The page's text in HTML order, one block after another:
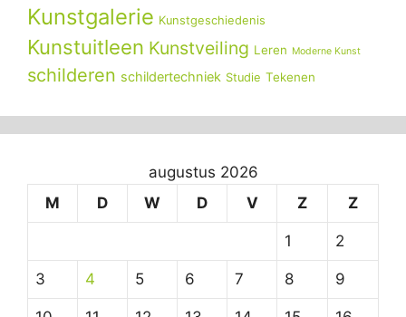
Kunstgalerie Kunstgeschiedenis
Kunstuitleen Kunstveiling Leren Moderne Kunst
schilderen schildertechniek Studie Tekenen
augustus 2026
M
D W D V Z Z
1 2
3 4 5 6 7 8 9